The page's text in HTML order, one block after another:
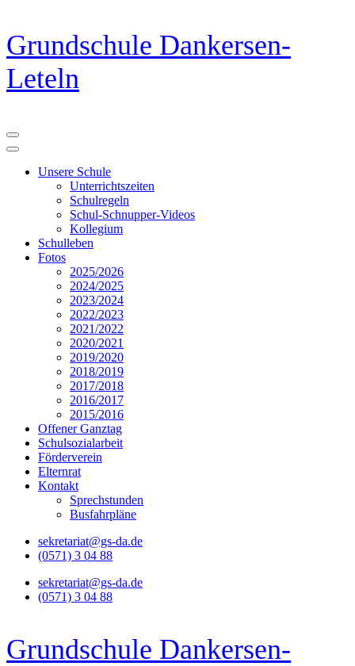
Zum
Inhalt
springen
(Eingabetaste
drücken)
Grundschule Dankersen-
Leteln
Unsere Schule
Unterrichtszeiten
Schulregeln
Schul-Schnupper-Videos
Kollegium
Schulleben
Fotos
2025/2026
2024/2025
2023/2024
2022/2023
2021/2022
2020/2021
2019/2020
2018/2019
2017/2018
2016/2017
2015/2016
Offener Ganztag
Schulsozialarbeit
Förderverein
Elternrat
Kontakt
Sprechstunden
Busfahrpläne
sekretariat@gs-da.de
(0571) 3 04 88
sekretariat@gs-da.de
(0571) 3 04 88
Grundschule Dankersen-